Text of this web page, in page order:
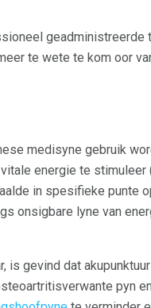
geadministreerde
te wete te kom oor
medisyne gebruik
energie te stimuleer
in spesifieke punte
onsigbare lyne van
is gevind dat
pyn en